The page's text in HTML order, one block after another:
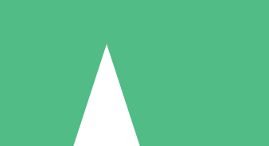
5 Descargas
15